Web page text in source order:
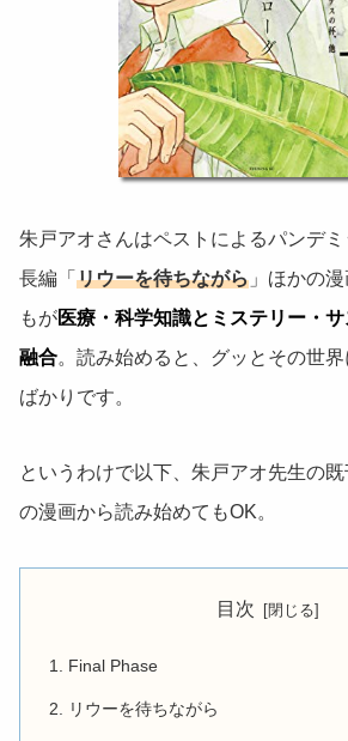
朱戸アオさんはペストによるパンデ
長編「 リウーを待ちながら 」ほかの
もが医療・科学知識とミステリー・
融合。読み始めると、グッとその世
ばかりです。
というわけで以下、朱戸アオ先生の
の漫画から読み始めてもOK。
目次
Final Phase
リウーを待ちながら